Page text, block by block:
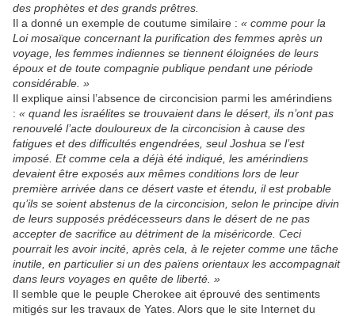
des prophètes et des grands prêtres.
Il a donné un exemple de coutume similaire : « comme pour la
Loi mosaïque concernant la purification des femmes après un
voyage, les femmes indiennes se tiennent éloignées de leurs
époux et de toute compagnie publique pendant une période
considérable. »
Il explique ainsi l’absence de circoncision parmi les amérindiens
: « quand les israélites se trouvaient dans le désert, ils n’ont pas
renouvelé l’acte douloureux de la circoncision à cause des
fatigues et des difficultés engendrées, seul Joshua se l’est
imposé. Et comme cela a déjà été indiqué, les amérindiens
devaient être exposés aux mêmes conditions lors de leur
première arrivée dans ce désert vaste et étendu, il est probable
qu’ils se soient abstenus de la circoncision, selon le principe divin
de leurs supposés prédécesseurs dans le désert de ne pas
accepter de sacrifice au détriment de la miséricorde. Ceci
pourrait les avoir incité, après cela, à le rejeter comme une tâche
inutile, en particulier si un des païens orientaux les accompagnait
dans leurs voyages en quête de liberté. »
Il semble que le peuple Cherokee ait éprouvé des sentiments
mitigés sur les travaux de Yates. Alors que le site Internet du